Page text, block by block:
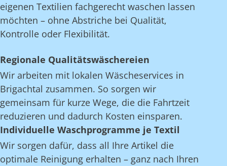
eigenen Textilien fachgerecht waschen lassen
möchten – ohne Abstriche bei Qualität,
Kontrolle oder Flexibilität.
Regionale Qualitätswäschereien
Wir arbeiten mit lokalen Wäscheservices in
Brigachtal zusammen. So sorgen wir
gemeinsam für kurze Wege, die die Fahrtzeit
reduzieren und dadurch Kosten einsparen.
Individuelle Waschprogramme je Textil
Wir sorgen dafür, dass all Ihre Artikel die
optimale Reinigung erhalten – ganz nach Ihren